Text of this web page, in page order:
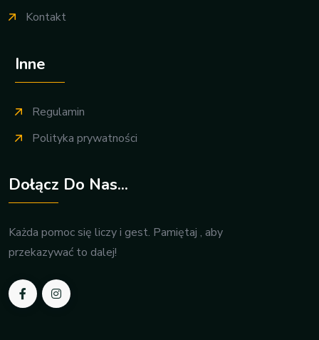
Kontakt
Inne
Regulamin
Polityka prywatności
Dołącz Do Nas...
Każda pomoc się liczy i gest. Pamiętaj , aby
przekazywać to dalej!